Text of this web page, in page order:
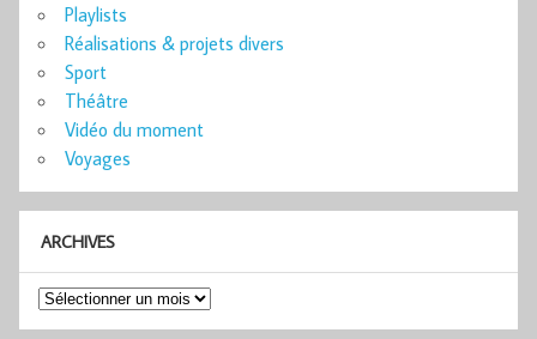
Playlists
Réalisations & projets divers
Sport
Théâtre
Vidéo du moment
Voyages
ARCHIVES
Archives